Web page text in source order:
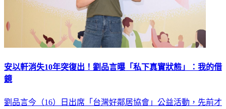
安以軒消失10年突復出！劉品言曝「私下真實狀態」：我的借
鏡
劉品言今（16）日出席「台灣好鄰居協會」公益活動，先前才